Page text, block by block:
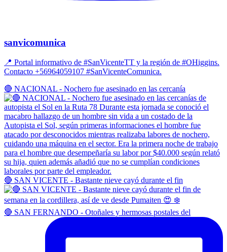
sanvicomunica
📍 Portal informativo de #SanVicenteTT y la región de #OHiggins.
Contacto +56964059107 #SanVicenteComunica.
🔴 NACIONAL - Nochero fue asesinado en las cercanía
🔴 SAN VICENTE - Bastante nieve cayó durante el fin
🔴 SAN FERNANDO - Otoñales y hermosas postales del